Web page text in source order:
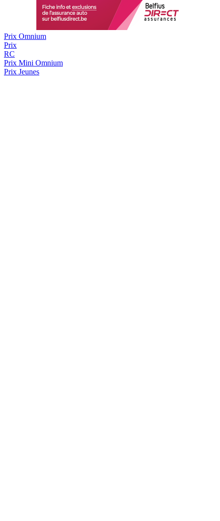
Prix Omnium
Prix
RC
Prix Mini Omnium
Prix Jeunes